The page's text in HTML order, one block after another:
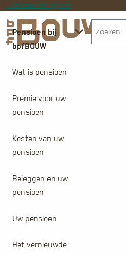
DeelnemerWerkgever
Pensioen bij
bpfBOUW
Wat is pensioen
Premie voor uw
pensioen
Kosten van uw
pensioen
Beleggen en uw
pensioen
Uw pensioen
Het vernieuwde